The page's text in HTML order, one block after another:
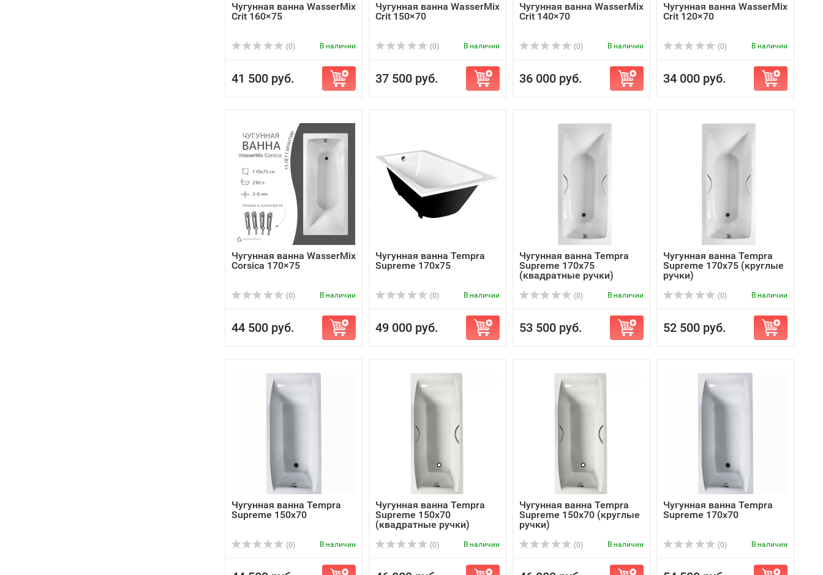
Чугунная ванна WasserMix
Crit 160×75
(0) В наличии
41 500 руб.
Чугунная ванна WasserMix
Crit 150×70
(0) В наличии
37 500 руб.
Чугунная ванна WasserMix
Crit 140×70
(0) В наличии
36 000 руб.
Чугунная ванна WasserMix
Crit 120×70
(0) В наличии
34 000 руб.
Чугунная ванна WasserMix
Corsica 170×75
(0) В наличии
44 500 руб.
Чугунная ванна Tempra
Supreme 170x75
(0) В наличии
49 000 руб.
Чугунная ванна Tempra
Supreme 170x75
(квадратные ручки)
(0) В наличии
53 500 руб.
Чугунная ванна Tempra
Supreme 170x75 (круглые
ручки)
(0) В наличии
52 500 руб.
Чугунная ванна Tempra
Supreme 150x70
(0) В наличии
Чугунная ванна Tempra
Supreme 150x70
(квадратные ручки)
(0) В наличии
Чугунная ванна Tempra
Supreme 150x70 (круглые
ручки)
(0) В наличии
Чугунная ванна Tempra
Supreme 170x70
(0) В наличии